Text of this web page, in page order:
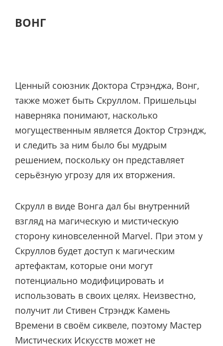
ВОНГ
Ценный союзник Доктора Стрэнджа, Вонг,
также может быть Скруллом. Пришельцы
наверняка понимают, насколько
могущественным является Доктор Стрэндж,
и следить за ним было бы мудрым
решением, поскольку он представляет
серьёзную угрозу для их вторжения.
Скрулл в виде Вонга дал бы внутренний
взгляд на магическую и мистическую
сторону киновселенной Marvel. При этом у
Скруллов будет доступ к магическим
артефактам, которые они могут
потенциально модифицировать и
использовать в своих целях. Неизвестно,
получит ли Стивен Стрэндж Камень
Времени в своём сиквеле, поэтому Мастер
Мистических Искусств может не